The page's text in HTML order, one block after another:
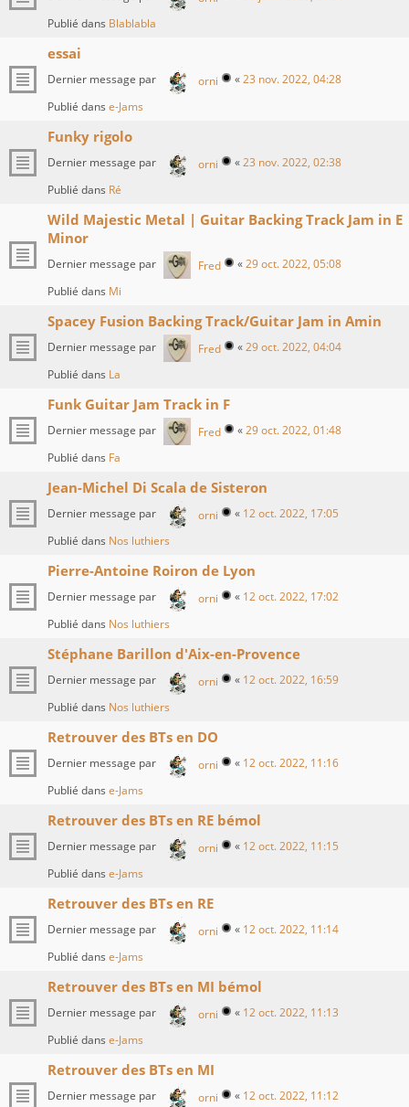
Publié dans Blablabla
essai
Dernier message par orni «23 nov. 2022, 04:28
Publié dans e-Jams
Funky rigolo
Dernier message par orni «23 nov. 2022, 02:38
Publié dans Ré
Wild Majestic Metal | Guitar Backing Track Jam in E
Minor
Dernier message par Fred «29 oct. 2022, 05:08
Publié dans Mi
Spacey Fusion Backing Track/Guitar Jam in Amin
Dernier message par Fred «29 oct. 2022, 04:04
Publié dans La
Funk Guitar Jam Track in F
Dernier message par Fred «29 oct. 2022, 01:48
Publié dans Fa
Jean-Michel Di Scala de Sisteron
Dernier message par orni « 12 oct. 2022, 17:05
Publié dans Nos luthiers
Pierre-Antoine Roiron de Lyon
Dernier message par orni « 12 oct. 2022, 17:02
Publié dans Nos luthiers
Stéphane Barillon d'Aix-en-Provence
Dernier message par orni « 12 oct. 2022, 16:59
Publié dans Nos luthiers
Retrouver des BTs en DO
Dernier message par orni « 12 oct. 2022, 11:16
Publié dans e-Jams
Retrouver des BTs en RE bémol
Dernier message par orni « 12 oct. 2022, 11:15
Publié dans e-Jams
Retrouver des BTs en RE
Dernier message par orni « 12 oct. 2022, 11:14
Publié dans e-Jams
Retrouver des BTs en MI bémol
Dernier message par orni « 12 oct. 2022, 11:13
Publié dans e-Jams
Retrouver des BTs en MI
Dernier message par orni « 12 oct. 2022, 11:12